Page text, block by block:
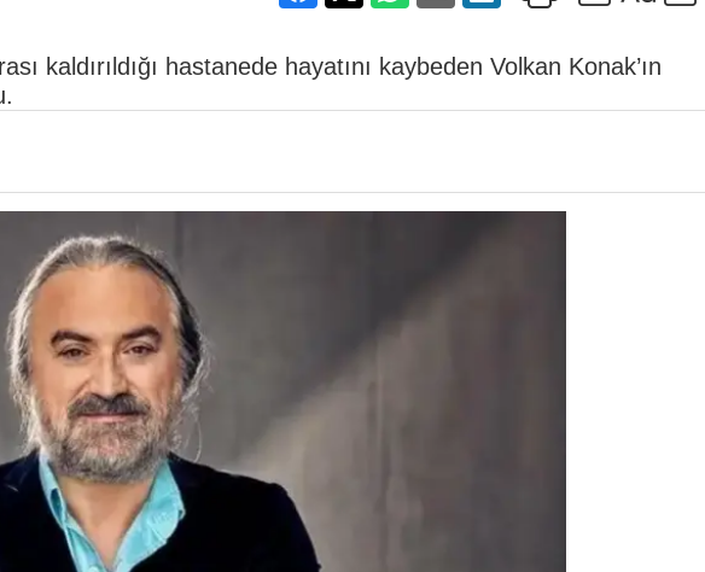
kaldırıldığı hastanede hayatını kaybeden Volkan Konak’ın